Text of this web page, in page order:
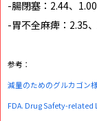
-腸閉塞：2.44、
-胃不全麻痺：2.35
参考：
減量のためのグルカゴン
FDA. Drug Safety-related